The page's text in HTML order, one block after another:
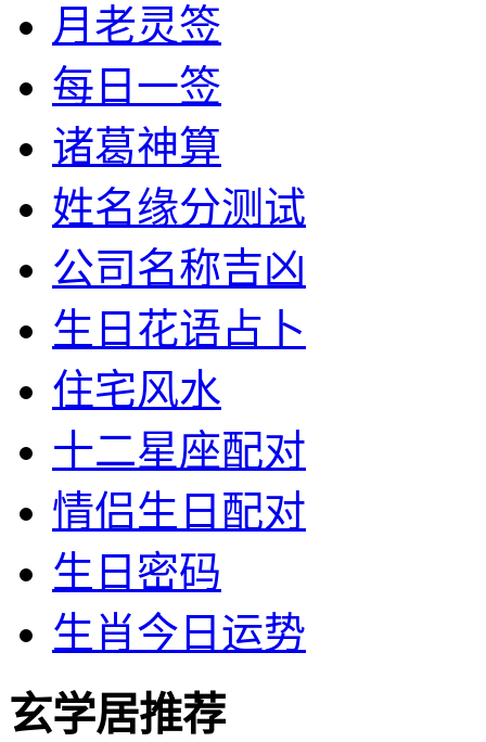
月老灵签
每日一签
诸葛神算
姓名缘分测试
公司名称吉凶
生日花语占卜
住宅风水
十二星座配对
情侣生日配对
生日密码
生肖今日运势
玄学居推荐